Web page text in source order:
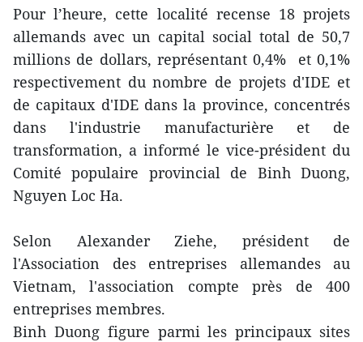
Pour l’heure, cette localité recense 18 projets
allemands avec un capital social total de 50,7
millions de dollars, représentant 0,4% et 0,1%
respectivement du nombre de projets d'IDE et
de capitaux d'IDE dans la province, concentrés
dans l'industrie manufacturière et de
transformation, a informé le vice-président du
Comité populaire provincial de Binh Duong,
Nguyen Loc Ha.
Selon Alexander Ziehe, président de
l'Association des entreprises allemandes au
Vietnam, l'association compte près de 400
entreprises membres.
Binh Duong figure parmi les principaux sites